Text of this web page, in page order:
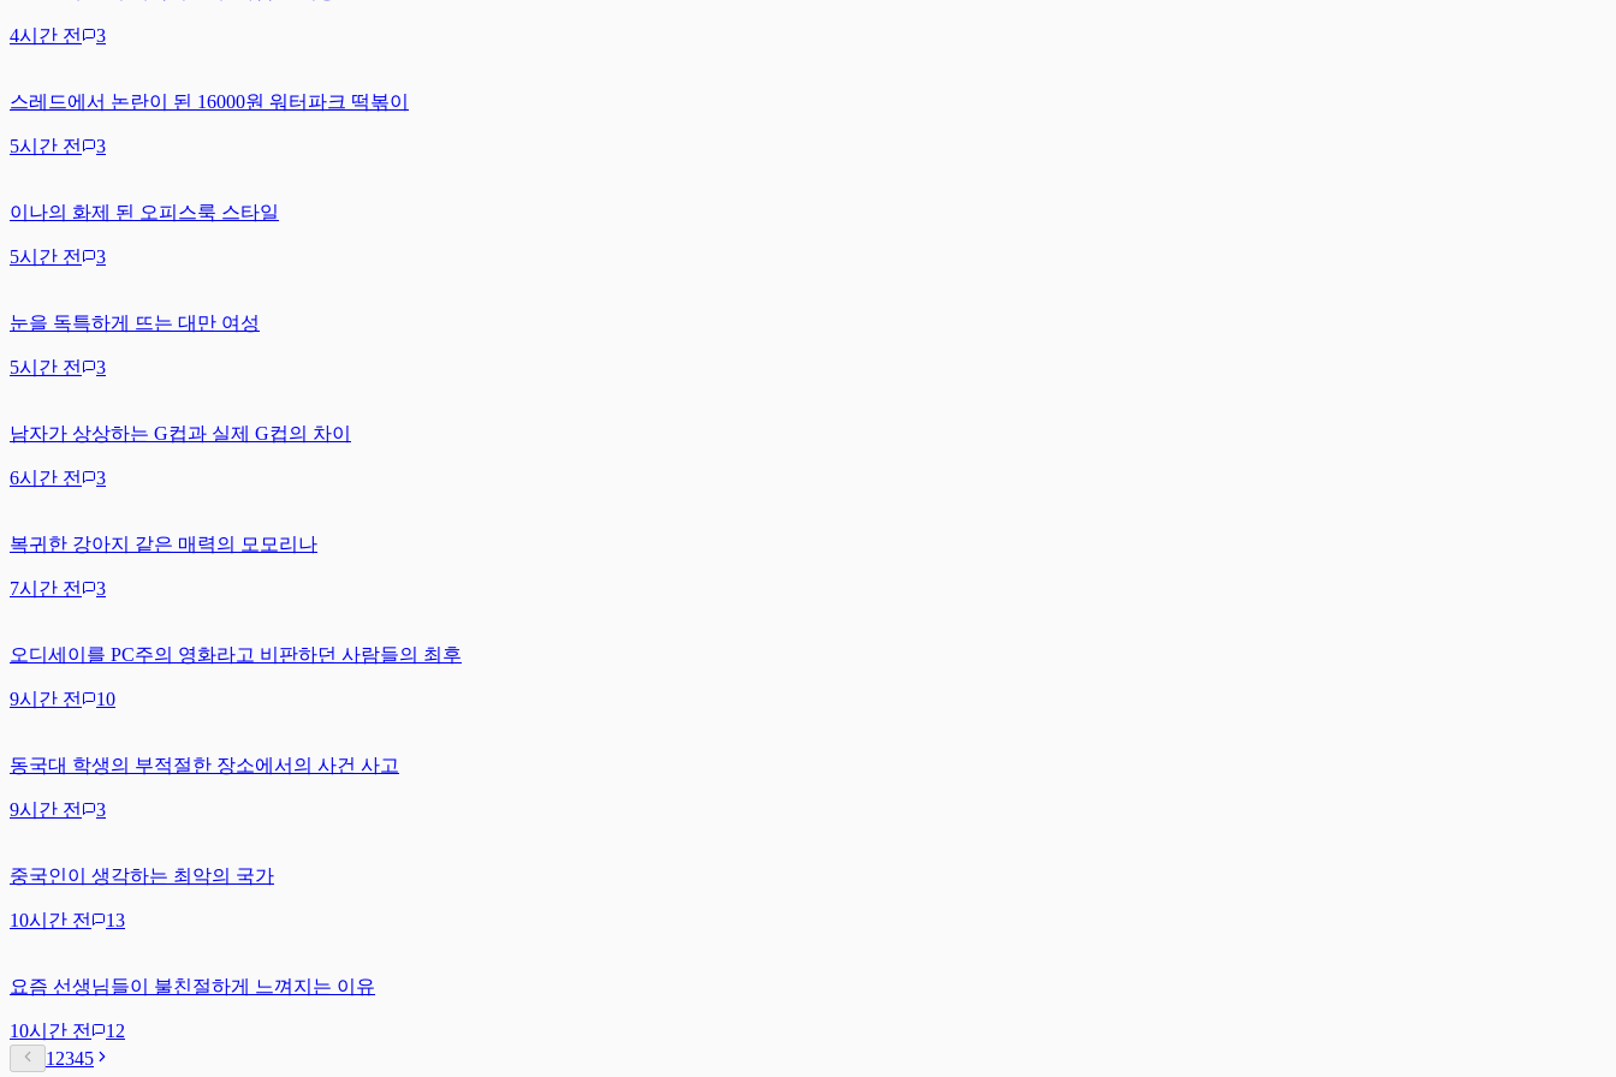
4시간 전 3
스레드에서 논란이 된 16000원 워터파크 떡볶이
5시간 전 3
이나의 화제 된 오피스룩 스타일
5시간 전 3
눈을 독특하게 뜨는 대만 여성
5시간 전 3
남자가 상상하는 G컵과 실제 G컵의 차이
6시간 전 3
복귀한 강아지 같은 매력의 모모리나
7시간 전 3
오디세이를 PC주의 영화라고 비판하던 사람들의 최후
9시간 전 10
동국대 학생의 부적절한 장소에서의 사건 사고
9시간 전 3
중국인이 생각하는 최악의 국가
10시간 전 13
요즘 선생님들이 불친절하게 느껴지는 이유
10시간 전
12
1 2345